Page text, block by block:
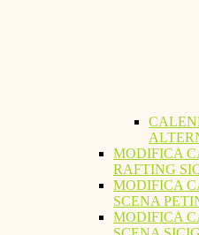
MODIFICA
RAFTING
MODIFICA
SCENA
MODIFICA